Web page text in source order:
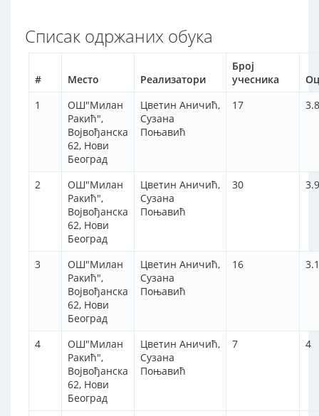
Списак одржаних обука
# Место Реализатори
Број
учесника
1
ОШ"Милан
Ракић",
Војвођанска
62, Нови
Београд
Цветин Аничић,
Сузана
Поњавић
17
2
ОШ"Милан
Ракић",
Војвођанска
62, Нови
Београд
Цветин Аничић,
Сузана
Поњавић
30
3
ОШ"Милан
Ракић",
Војвођанска
62, Нови
Београд
Цветин Аничић,
Сузана
Поњавић
16
4
ОШ"Милан
Ракић",
Војвођанска
62, Нови
Београд
Цветин Аничић,
Сузана
Поњавић
7 4